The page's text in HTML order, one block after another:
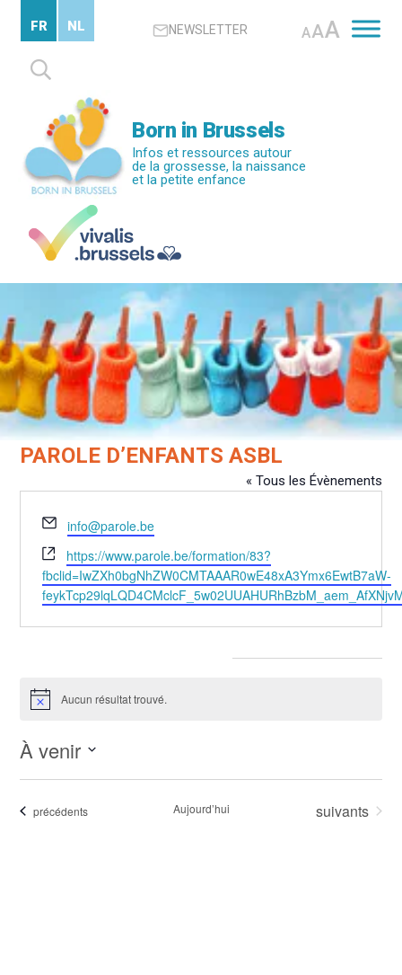
contenu
principal
NEWSLETTER AAA
Rechercher :
FR NL
Born in Brussels
Infos et ressources autour
de la grossesse, la naissance
et la petite enfance
PAROLE D’ENFANTS ASBL
« Tous les Évènements
Email
info@parole.be
Site
web
https://www.parole.be/formation/83?
fbclid=IwZXh0bgNhZW0CMTAAAR0wE48xA3Ymx6EwtB7aW-
NoticeAucun résultat trouvé.
À venir
date.Évènements
précédents Aujourd’hui Évènements
suivants